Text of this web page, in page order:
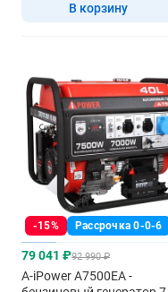
В корзину
-15% Рассрочка 0-0-6
79 041 ₽92 990 ₽
A-iPower A7500EA -